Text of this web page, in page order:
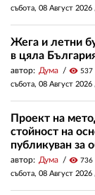
събота, 08 Август 2026
Жега и летни
в цяла
автор: Дума visibility 537
събота, 08 Август 2026
Проект на
стойност на
публикуван за
автор: Дума visibility 736
събота, 08 Август 2026